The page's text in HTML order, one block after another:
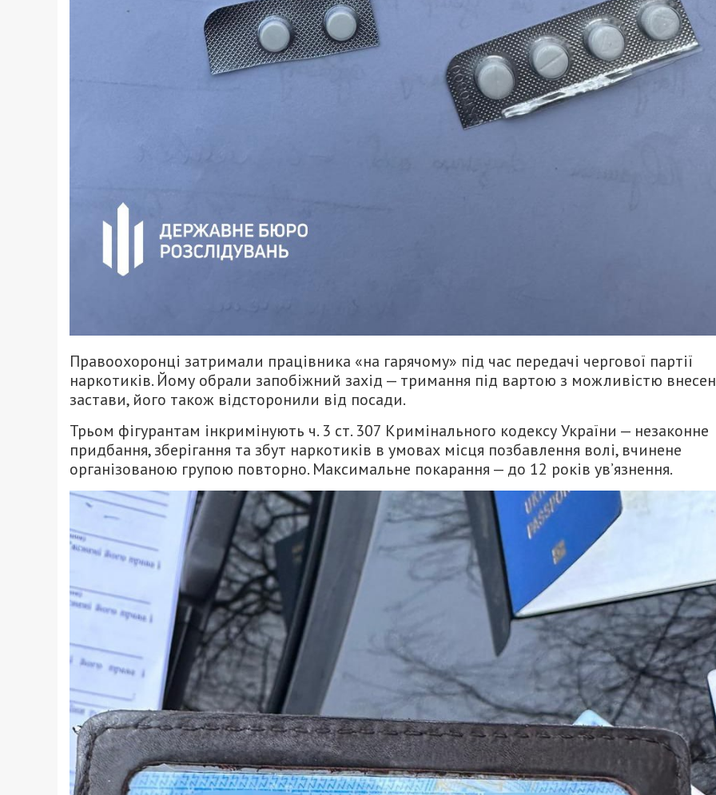
Правоохоронці затримали працівника «на гарячому» під час передачі чергової партії
наркотиків. Йому обрали запобіжний захід — тримання під вартою з можливістю
застави, його також відсторонили від посади.
Трьом фігурантам інкримінують ч. 3 ст. 307 Кримінального кодексу України — незаконне
придбання, зберігання та збут наркотиків в умовах місця позбавлення волі, вчинене
організованою групою повторно. Максимальне покарання — до 12 років ув’язнення.